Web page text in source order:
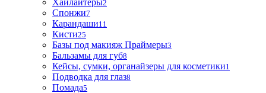
Хайлайтеры2
Спонжи7
Карандаши11
Кисти25
Базы под макияж Праймеры3
Бальзамы для губ8
Кейсы, сумки, органайзеры для косметики1
Подводка для глаз8
Помада5